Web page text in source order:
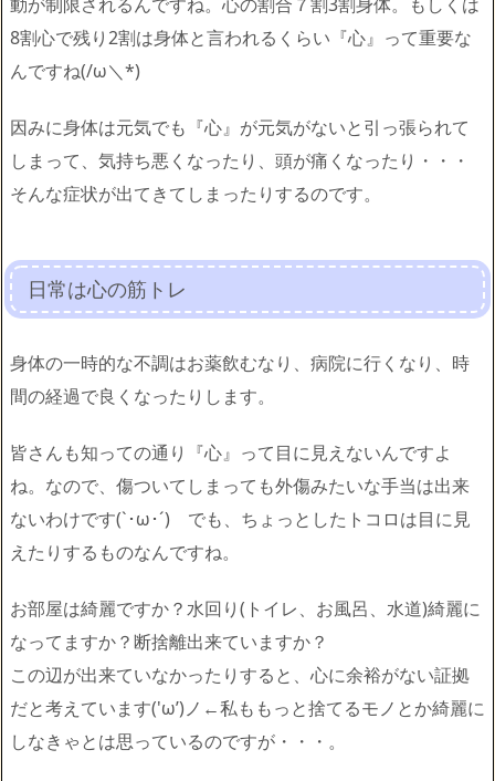
8割心で残り2割は身体と言われるくらい『心』って重要な
んですね(/ω＼*)
因みに身体は元気でも『心』が元気がないと引っ張られて
しまって、気持ち悪くなったり、頭が痛くなったり・・・
そんな症状が出てきてしまったりするのです。
日常は心の筋トレ
身体の一時的な不調はお薬飲むなり、病院に行くなり、時
間の経過で良くなったりします。
皆さんも知っての通り『心』って目に見えないんですよ
ね。なので、傷ついてしまっても外傷みたいな手当は出来
ないわけです(`･ω･´)ゞでも、ちょっとしたトコロは目に見
えたりするものなんですね。
お部屋は綺麗ですか？水回り(トイレ、お風呂、水道)綺麗に
なってますか？断捨離出来ていますか？
この辺が出来ていなかったりすると、心に余裕がない証拠
だと考えています('ω’)ノ←私ももっと捨てるモノとか綺麗に
しなきゃとは思っているのですが・・・。